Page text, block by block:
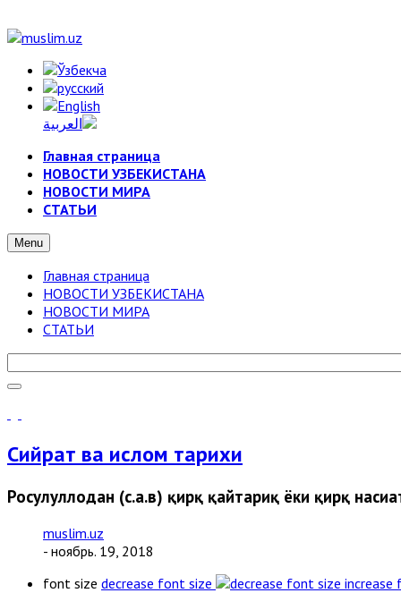
Главная страница
НОВОСТИ УЗБЕКИСТАНА
НОВОСТИ МИРА
СТАТЬИ
Menu
Главная страница
НОВОСТИ УЗБЕКИСТАНА
НОВОСТИ МИРА
СТАТЬИ
Сийрат ва ислом тарихи
Росулуллоҳдан (с.а.в) қирқ қайтариқ ёки қирқ
muslim.uz
- ноябрь. 19, 2018
font size decrease font size increase